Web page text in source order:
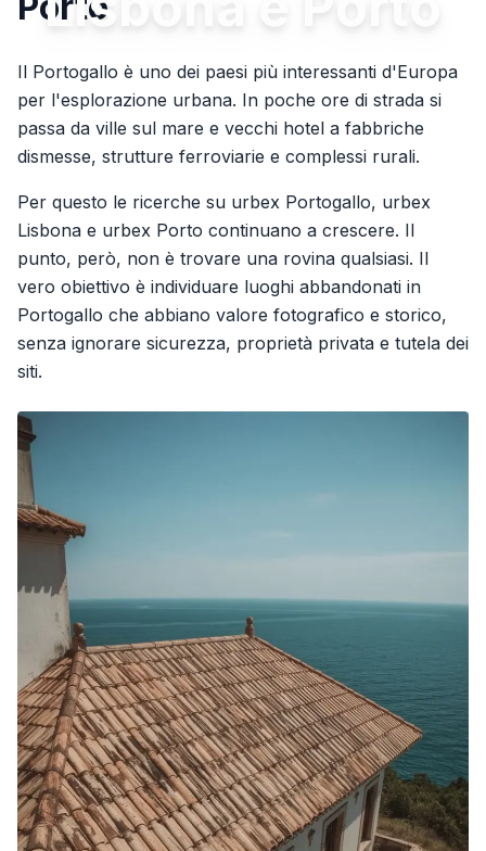
Il Portogallo è uno dei paesi più interessanti d'Europa
per l'esplorazione urbana. In poche ore di strada si
passa da ville sul mare e vecchi hotel a fabbriche
dismesse, strutture ferroviarie e complessi rurali.
Per questo le ricerche su urbex Portogallo, urbex
Lisbona e urbex Porto continuano a crescere. Il
punto, però, non è trovare una rovina qualsiasi. Il
vero obiettivo è individuare luoghi abbandonati in
Portogallo che abbiano valore fotografico e storico,
senza ignorare sicurezza, proprietà privata e tutela dei
siti.